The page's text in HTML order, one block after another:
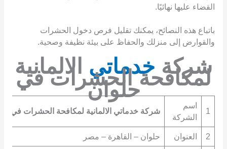
القضاء عليها نهائيًا.
باتباع هذه النصائح، يمكنك تقليل فرص دخول الحشرات
والقوارض إلى منزلك والحفاظ على بيئة نظيفة وصحية.
شركة خدماتي الالمانية
لمكافحة الحشرات في
حلوان
1
اسم
الشركة
شركة خدماتي الالمانية لمكافحة الحشرات في
2 العنوان حلوان – القاهرة – مصر